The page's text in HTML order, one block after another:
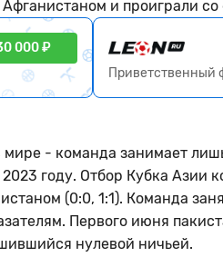
и проиграли со
000 ₽
Приветственный
мире - команда занимает
году. Отбор Кубка Азии
(0:0, 1:1). Команда
Первого июня
нулевой ничьей.